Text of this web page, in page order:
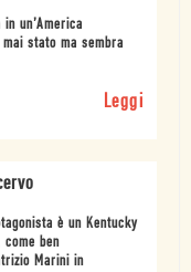
un’America
stato ma sembra
Leggi
è un Kentucky
ben
Marini in